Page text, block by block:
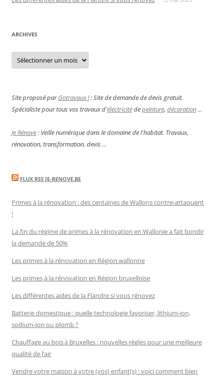
ARCHIVES
Archives
Site proposé parGotravaux !: Site de demande de devis gratuit.
Spécialiste pour tous vos travaux d'électricitédepeinture, décoration...
Je Rénove: Veille numérique dans le domaine de l'habitat. Travaux,
rénovation, transformation, devis ...
FLUX RSS JE-RENOVE.BE
Primes à la rénovation : des centaines de Wallons contre-attaquent
!
La fin du régime de primes à la rénovation en Wallonie a fait bondir
la demande de 50%
Les primes à la rénovation en Région wallonne
Les primes à la rénovation en Région bruxelloise
Les différentes aides de la Flandre si vous rénovez
Batterie domestique : quelle technologie favoriser, lithium-ion,
sodium-ion ou plomb ?
Chauffage au bois à Bruxelles : nouvelles règles pour une meilleure
qualité de l’air
Vendre votre maison à votre (vos) enfant(s) : voici comment bien